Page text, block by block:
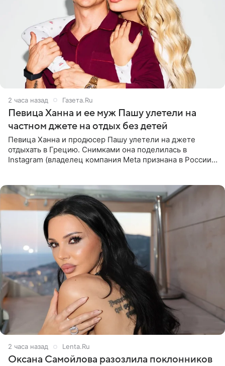
2 часа назад Газета.Ru
Певица Ханна и ее муж Пашу улетели на
частном джете на отдых без детей
Певица Ханна и продюсер Пашу улетели на джете
отдыхать в Грецию. Снимками она поделилась в
Instagram (владелец компания Meta признана в России
2 часа назад Lenta.Ru
Оксана Самойлова разозлила поклонников